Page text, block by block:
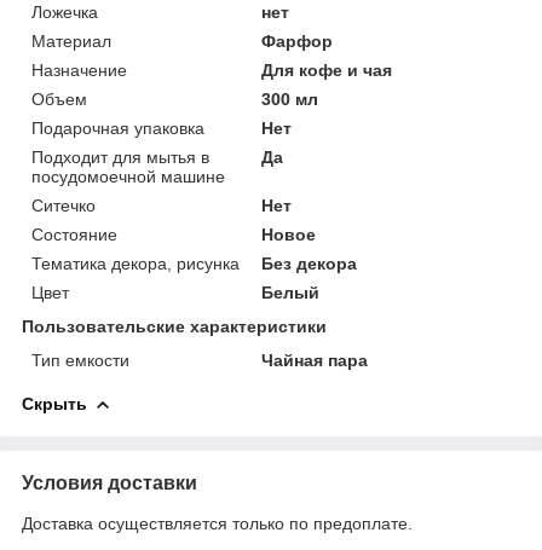
Ложечка
нет
Материал
Фарфор
Назначение
Для кофе и чая
Объем
300 мл
Подарочная упаковка
Нет
Подходит для мытья в
посудомоечной машине
Да
Ситечко
Нет
Состояние
Новое
Тематика декора, рисунка
Без декора
Цвет
Белый
Пользовательские характеристики
Тип емкости
Чайная пара
Скрыть
Условия доставки
Доставка осуществляется только по предоплате.